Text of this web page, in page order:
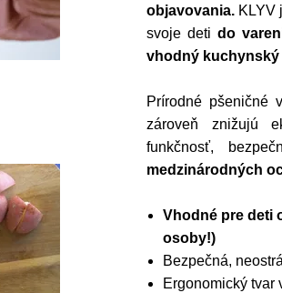
objavovania. KLYV
svoje detido
vhodný kuchynský
Prírodné pšeničné
zároveň znižujú
funkčnosť,
medzinárodných
Vhodné pre deti
osoby!)
Bezpečná,
Ergonomický tvar